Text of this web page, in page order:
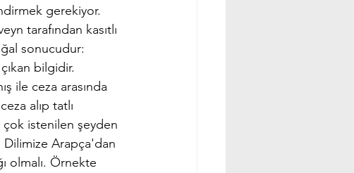
gerekiyor.
tarafından kasıtlı
sonucudur:
bilgidir.
ile ceza arasında
alıp tatlı
istenilen şeyden
Dilimize Arapça'dan
olmalı. Örnekte